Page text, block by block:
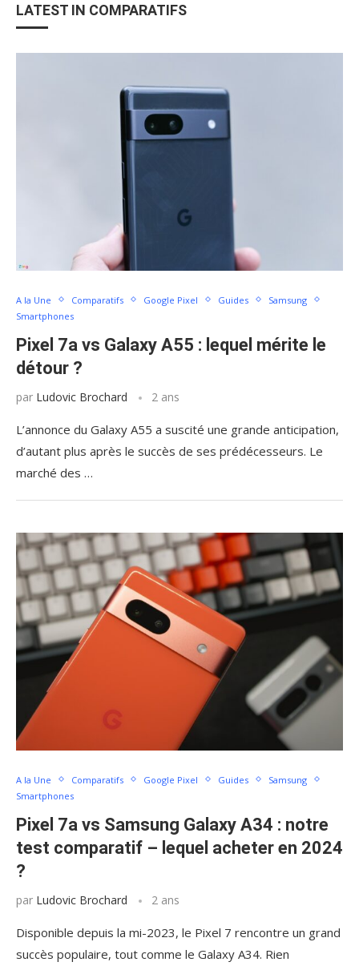
LATEST IN COMPARATIFS
A la Une Comparatifs Google Pixel Guides
Samsung
Smartphones
Pixel 7a vs Galaxy A55 : lequel mérite le
détour ?
par Ludovic Brochard 2 ans
L’annonce du Galaxy A55 a suscité une grande anticipation,
d’autant plus après le succès de ses prédécesseurs. Le
marché des …
A la Une Comparatifs Google Pixel Guides
Samsung
Smartphones
Pixel 7a vs Samsung Galaxy A34 : notre
test comparatif – lequel acheter en 2024
?
par Ludovic Brochard 2 ans
Disponible depuis la mi-2023, le Pixel 7 rencontre un grand
succès populaire, tout comme le Galaxy A34. Rien